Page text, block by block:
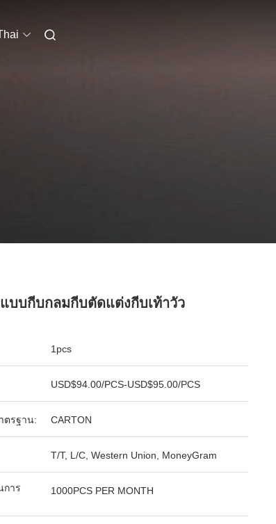
แบบกีบกลมกีบตัดแต่งกีบเท้าวัว
1pcs
USD$94.00/PCS-USD$95.00/PCS
ตรฐาน: CARTON
T/T, L/C, Western Union, MoneyGram
การ
1000PCS PER MONTH